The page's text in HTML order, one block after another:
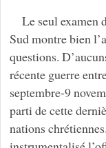
Le seul examen
Sud montre bien
questions.
récente guerre
septembre-9
parti de cette
nations